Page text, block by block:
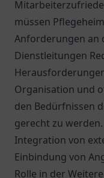
müssen
Anforderungen an
Dienstleitungen
Organisation und
den Bedürfnissen
gerecht zu
Integration von
Einbindung von
Rolle in der